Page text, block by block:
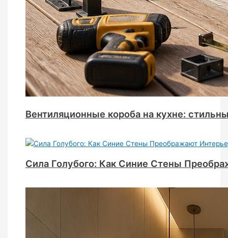
Вентиляционные короба на кухне:
Сила Голубого: Как Синие Стены